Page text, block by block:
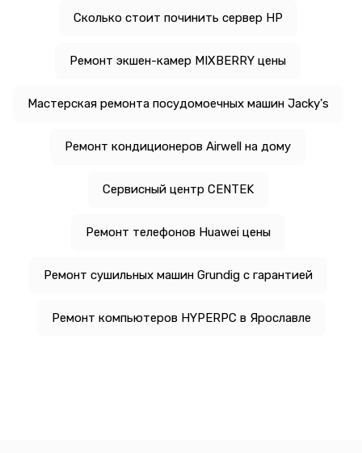
Сколько стоит починить сервер HP
Ремонт экшен-камер MIXBERRY цены
Мастерская ремонта посудомоечных машин Jacky's
Ремонт кондиционеров Airwell на дому
Сервисный центр CENTEK
Ремонт телефонов Huawei цены
Ремонт сушильных машин Grundig с гарантией
Ремонт компьютеров HYPERPC в Ярославле